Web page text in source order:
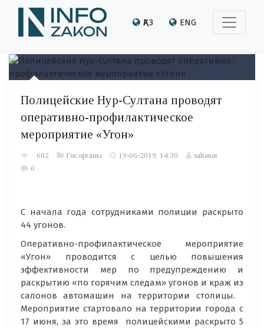
ҚАЗ ENG
Полицейские Нур-Султана проводят
оперативно-профилактическое
мероприятие «Угон»
602 Гос.органы 19-06-2019, 14:30
saltanat
0
С начала года сотрудниками полиции раскрыто
44 угонов.
Оперативно-профилактическое мероприятие
«Угон» проводится с целью повышения
эффективности мер по предупреждению и
раскрытию «по горячим следам» угонов и краж из
салонов автомашин на территории столицы.
Мероприятие стартовало на территории города с
17 июня, за это время полицейскими раскрыто 5